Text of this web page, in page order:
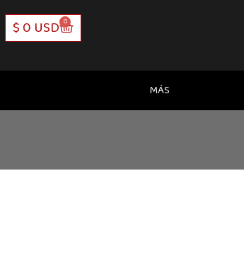
$0 USD 0
CART
MÁS